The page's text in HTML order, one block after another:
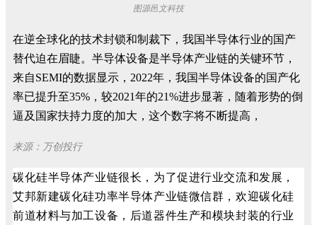
图源邑文科技
在逆全球化的技术封锁和制裁下，我国半导体行业的国产
替代迫在眉睫。半导体设备是半导体产业链的关键环节，
来自SEMI的数据显示，2022年，我国半导体设备的国产化
率已提升至35%，较2021年的21%进步显著，随着形势的倒
逼及国家扶持力度的加大，这个数字将不断提高，
来源：万创投行
碳化硅半导体产业链很长，为了促进行业交流和发展，
艾邦新建碳化硅功率半导体产业链微信群，欢迎碳化硅
前道材料与加工设备，后道器件生产和模块封装的行业